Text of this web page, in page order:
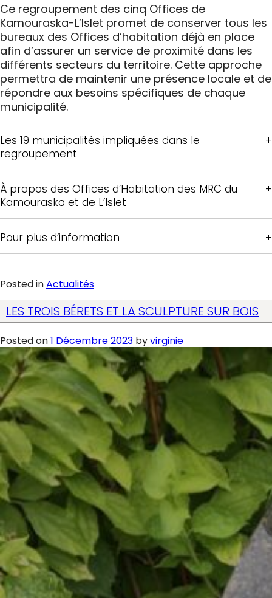
Ce regroupement des cinq Offices de
Kamouraska-L’Islet promet de conserver tous les
bureaux des Offices d’habitation déjà en place
afin d’assurer un service de proximité dans les
différents secteurs du territoire. Cette approche
permettra de maintenir une présence locale et de
répondre aux besoins spécifiques de chaque
municipalité.
Les 19 municipalités impliquées dans le
regroupement
À propos des Offices d’Habitation des MRC du
Kamouraska et de L’Islet
Pour plus d’information
Posted inActualités
LES TROIS BÉRETS ET LA SCULPTURE SUR BOIS
Posted on1 Décembre 2023 byvirginie